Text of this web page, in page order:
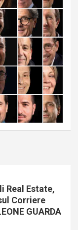
Real Estate,
Corriere
GUARDA